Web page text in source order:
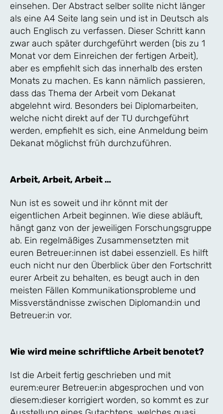
einsehen. Der Abstract selber sollte nicht länger
als eine A4 Seite lang sein und ist in Deutsch als
auch Englisch zu verfassen. Dieser Schritt kann
zwar auch später durchgeführt werden (bis zu 1
Monat vor dem Einreichen der fertigen Arbeit),
aber es empfiehlt sich das innerhalb des ersten
Monats zu machen. Es kann nämlich passieren,
dass das Thema der Arbeit vom Dekanat
abgelehnt wird. Besonders bei Diplomarbeiten,
welche nicht direkt auf der TU durchgeführt
werden, empfiehlt es sich, eine Anmeldung beim
Dekanat möglichst früh durchzuführen.
Arbeit, Arbeit, Arbeit …
Nun ist es soweit und ihr könnt mit der
eigentlichen Arbeit beginnen. Wie diese abläuft,
hängt ganz von der jeweiligen Forschungsgruppe
ab. Ein regelmäßiges Zusammensetzten mit
euren Betreuer:innen ist dabei essenziell. Es hilft
euch nicht nur den Überblick über den Fortschritt
eurer Arbeit zu behalten, es beugt auch in den
meisten Fällen Kommunikationsprobleme und
Missverständnisse zwischen Diplomand:in und
Betreuer:in vor.
Wie wird meine schriftliche Arbeit benotet?
Ist die Arbeit fertig geschrieben und mit
eurem:eurer Betreuer:in abgesprochen und von
diesem:dieser korrigiert worden, so kommt es zur